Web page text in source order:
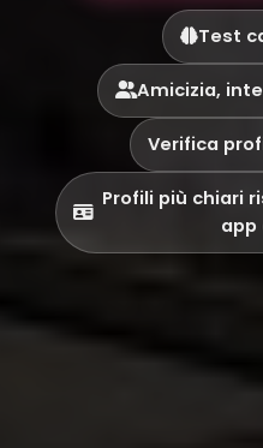
Test
Amicizia,
Verifica
Profili più chiari
app